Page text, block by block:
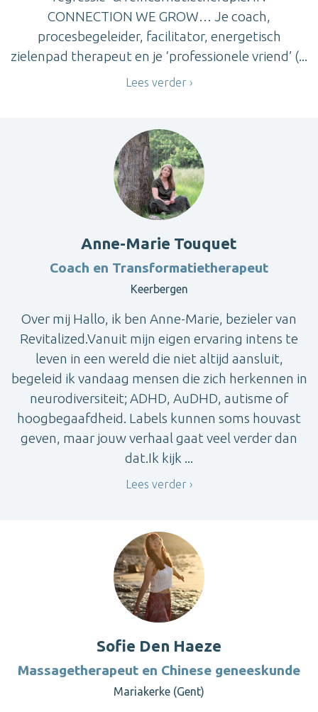
CONNECTION WE GROW… Je coach,
procesbegeleider, facilitator, energetisch
zielenpad therapeut en je ‘professionele vriend’ (...
Lees verder
Anne-Marie Touquet
Coach en Transformatietherapeut
Keerbergen
Over mij Hallo, ik ben Anne-Marie, bezieler van
Revitalized.Vanuit mijn eigen ervaring intens te
leven in een wereld die niet altijd aansluit,
begeleid ik vandaag mensen die zich herkennen in
neurodiversiteit; ADHD, AuDHD, autisme of
hoogbegaafdheid. Labels kunnen soms houvast
geven, maar jouw verhaal gaat veel verder dan
dat.Ik kijk ...
Lees verder
Sofie Den Haeze
Massagetherapeut en Chinese geneeskunde
Mariakerke (Gent)